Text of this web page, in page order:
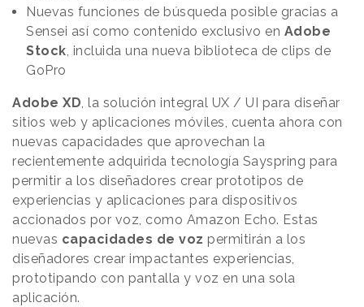
Nuevas funciones de búsqueda posible gracias a
Sensei así como contenido exclusivo en Adobe
Stock, incluida una nueva biblioteca de clips de
GoPro
Adobe XD, la solución integral UX / UI para diseñar
sitios web y aplicaciones móviles, cuenta ahora con
nuevas capacidades que aprovechan la
recientemente adquirida tecnología Sayspring para
permitir a los diseñadores crear prototipos de
experiencias y aplicaciones para dispositivos
accionados por voz, como Amazon Echo. Estas
nuevas capacidades de voz permitirán a los
diseñadores crear impactantes experiencias,
prototipando con pantalla y voz en una sola
aplicación.